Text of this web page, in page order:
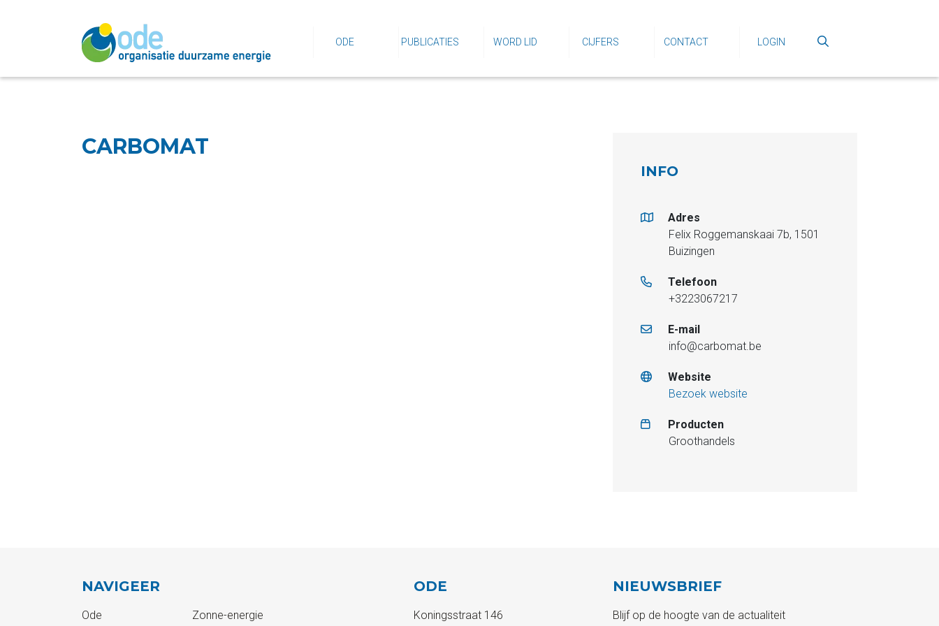
ODE PUBLICATIES WORD LID CIJFERS CONTACT LOGIN
CARBOMAT
INFO
Adres
Felix Roggemanskaai 7b, 1501
Buizingen
Telefoon
+3223067217
E-mail
info@carbomat.be
Website
Bezoek website
Producten
Groothandels
NAVIGEER
Ode
Zonne-energie
ODE
Koningsstraat 146
NIEUWSBRIEF
Blijf op de hoogte van de actualiteit